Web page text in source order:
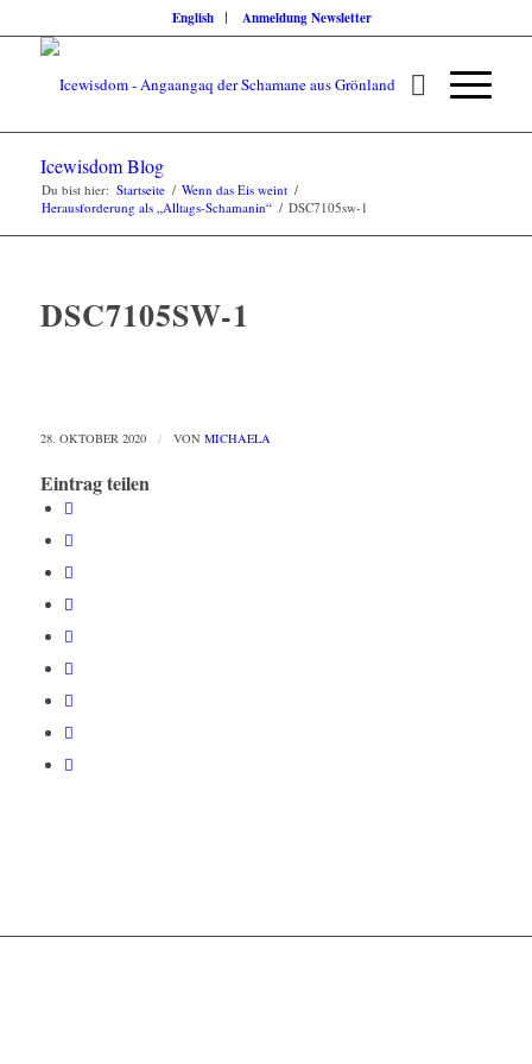
English Anmeldung Newsletter
Icewisdom Blog
Du bist hier: Startseite / Wenn das Eis weint /
Herausforderung als „Alltags-Schamanin“ / DSC7105sw-1
DSC7105SW-1
28. OKTOBER 2020 / VON MICHAELA
Eintrag teilen